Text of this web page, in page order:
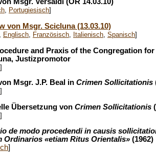
Portugiesisch]
von Msgr. Scicluna (13.03.10)
Englisch Französisch Italienisch Spanisch]
and Praxis of the Congregation
Justizpromotor
]
Msgr. J.P. Beal in Crimen Sollicitationis
]
Übersetzung von Crimen Sollicitationis
]
de modo procedendi in causis
Ordinarios «etiam Ritus Orientalis» (1962)
]